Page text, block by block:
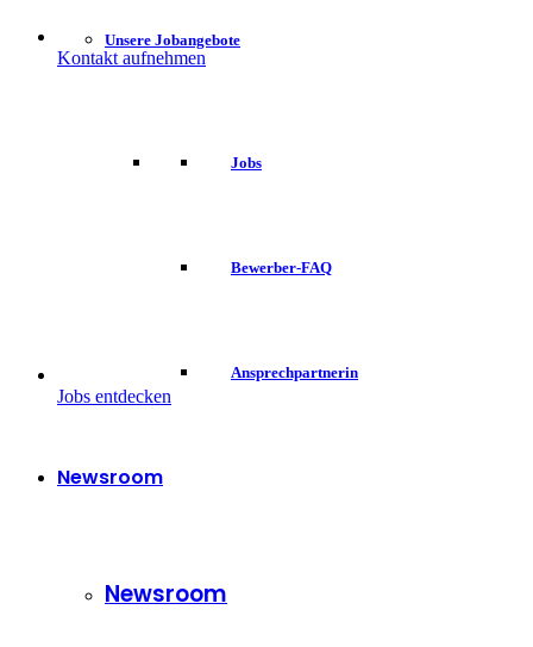
Unsere Jobangebote
Jobs
Bewerber-FAQ
Ansprechpartnerin
Newsroom
Newsroom
Kontakt aufnehmen
Jobs entdecken